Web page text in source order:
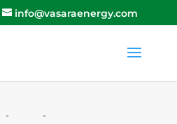
info@vasaraenergy.com